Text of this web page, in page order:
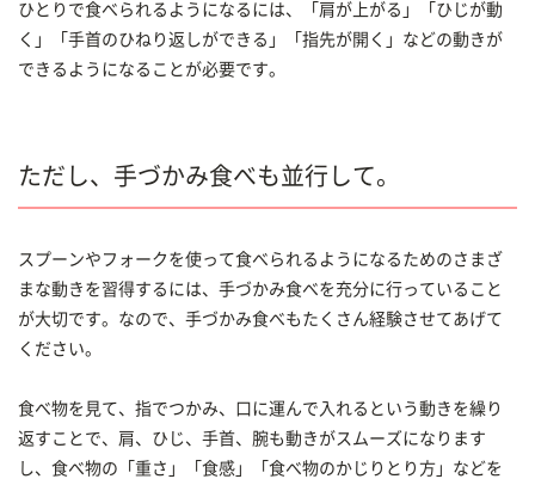
ひとりで食べられるようになるには、「肩が上がる」「ひじが動
く」「手首のひねり返しができる」「指先が開く」などの動きが
できるようになることが必要です。
ただし、手づかみ食べも並行して。
スプーンやフォークを使って食べられるようになるためのさまざ
まな動きを習得するには、手づかみ食べを充分に行っていること
が大切です。なので、手づかみ食べもたくさん経験させてあげて
ください。
食べ物を見て、指でつかみ、口に運んで入れるという動きを繰り
返すことで、肩、ひじ、手首、腕も動きがスムーズになります
し、食べ物の「重さ」「食感」「食べ物のかじりとり方」などを